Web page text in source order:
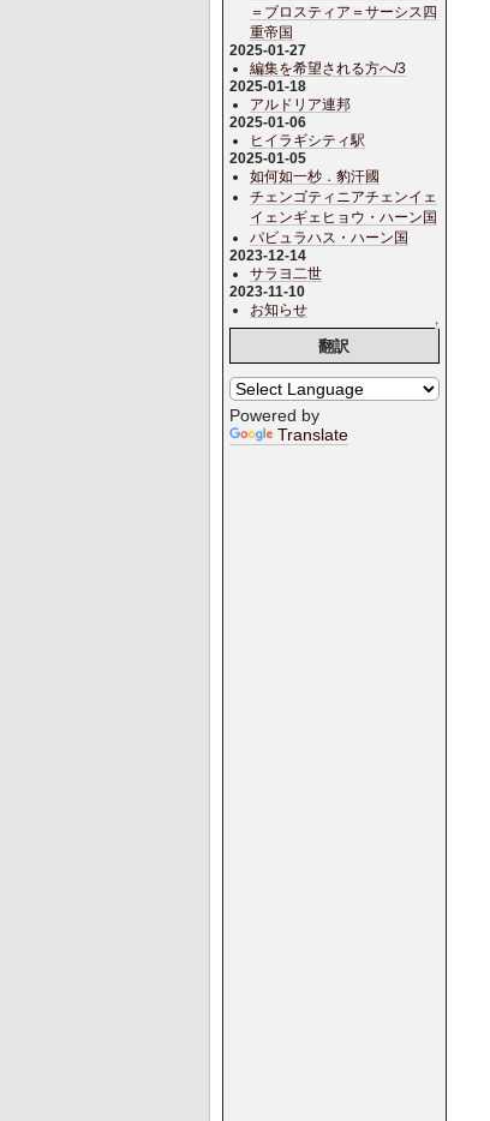
＝ブロスティア＝サーシス四
重帝国
2025-01-27
編集を希望される方へ/3
2025-01-18
アルドリア連邦
2025-01-06
ヒイラギシティ駅
2025-01-05
如何如一杪．豹汗國
チェンゴティニアチェンイェ
イェンギェヒョウ・ハーン国
パビュラハス・ハーン国
2023-12-14
サラヨ二世
2023-11-10
お知らせ
↑
翻訳
Powered by
Translate